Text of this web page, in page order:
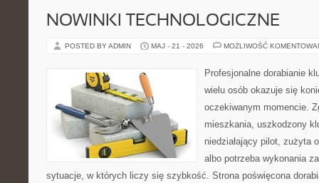
NOWINKI TECHNOLOGICZNE
POSTED BY ADMIN MAJ - 21 - 2026 MOŻLIWOŚĆ
Profesjonalne dorabianie
wielu osób okazuje się
oczekiwanym momencie.
mieszkania, uszkodzony
niedziałający pilot, zużyta
albo potrzeba wykonania
sytuacje, w których liczy się szybkość. Strona poświęcona